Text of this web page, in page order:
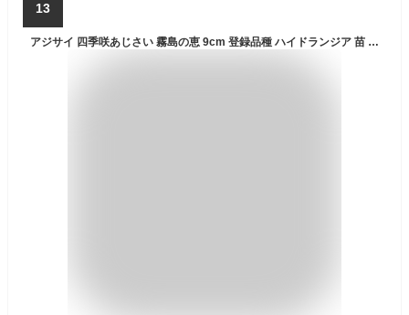
13
アジサイ 四季咲あじさい 霧島の恵 9cm 登録品種 ハイドランジア 苗 花苗 苗木 あじさい 紫陽花